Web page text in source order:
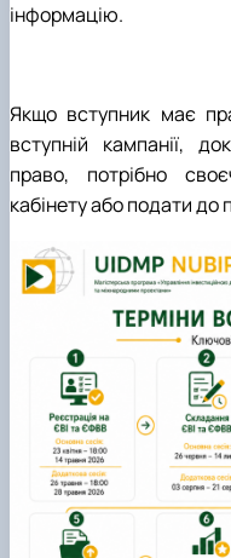
інформацію.
Якщо вступник має
вступній кампанії,
право, потрібно
кабінету або подати до